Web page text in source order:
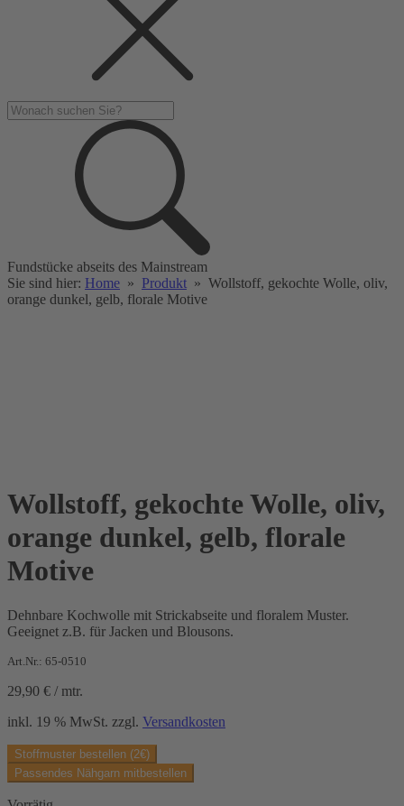
Fundstücke abseits des Mainstream
Sie sind hier: Home » Produkt » Wollstoff, gekochte Wolle, oliv,
orange dunkel, gelb, florale Motive
Wollstoff, gekochte Wolle, oliv,
orange dunkel, gelb, florale
Motive
Dehnbare Kochwolle mit Strickabseite und floralem Muster.
Geeignet z.B. für Jacken und Blousons.
Art.Nr.: 65-0510
29,90 € / mtr.
inkl. 19 % MwSt. zzgl. Versandkosten
Stoffmuster bestellen (2€)
Passendes Nähgarn mitbestellen